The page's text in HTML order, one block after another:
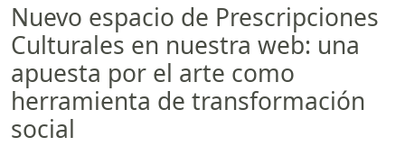
Nuevo espacio de Prescripciones
Culturales en nuestra web: una
apuesta por el arte como
herramienta de transformación
social